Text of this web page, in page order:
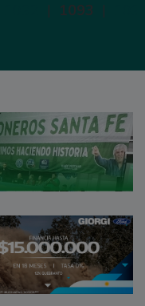
| 1093 |